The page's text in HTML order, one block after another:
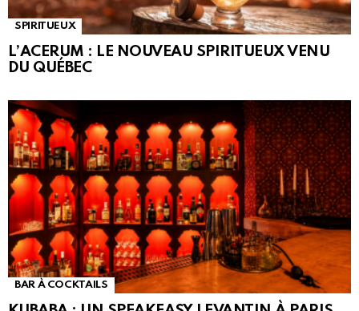
SPIRITUEUX
L’ACERUM : LE NOUVEAU SPIRITUEUX VENU
DU QUÉBEC
BAR À COCKTAILS